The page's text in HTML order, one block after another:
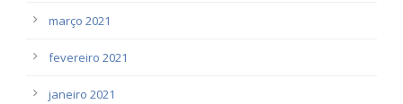
março 2021
fevereiro 2021
janeiro 2021